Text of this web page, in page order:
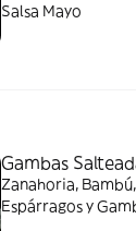
Salsa Mayo
Gambas
Zanahoria,
Espárragos y